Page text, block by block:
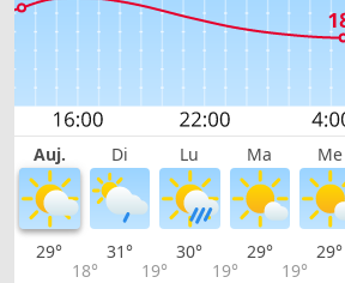
Auj. Di Lu Ma Me
29°
18°
31°
19°
30°
19°
29°
19°
29°